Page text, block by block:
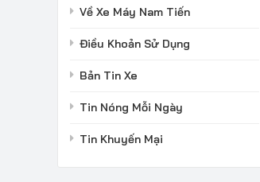
Về Xe Máy Nam Tiến
Điều Khoản Sử Dụng
Bản Tin Xe
Tin Nóng Mỗi Ngày
Tin Khuyến Mại